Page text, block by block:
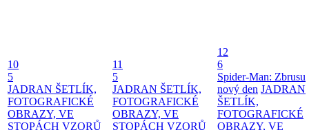
10
5
JADRAN ŠETLÍK,
FOTOGRAFICKÉ
OBRAZY, VE
STOPÁCH VZORŮ
11
5
JADRAN ŠETLÍK,
FOTOGRAFICKÉ
OBRAZY, VE
STOPÁCH VZORŮ
12
6
Spider-Man: Zbrusu
nový den JADRAN
ŠETLÍK,
FOTOGRAFICKÉ
OBRAZY, VE